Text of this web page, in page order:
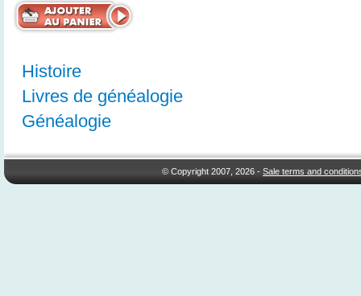
Histoire
Livres de généalogie
Généalogie
© Copyright 2007, 2026 -Sale terms and